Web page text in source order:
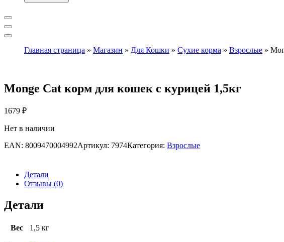
Главная страница » Магазин » Для Кошки » Сухие корма » Взрослые »
Monge Cat корм для кошек с курицей 1,5кг
1679 ₽
Нет в наличии
EAN: 8009470004992Артикул: 7974Категория: Взрослые
Детали
Отзывы (0)
Детали
Вес 1,5 кг